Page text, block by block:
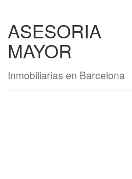
ASESORIA
MAYOR
Inmobiliarias en Barcelona